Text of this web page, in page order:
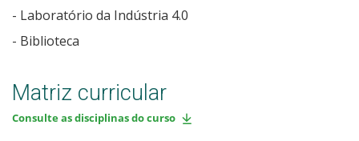
- Laboratório da Indústria 4.0
- Biblioteca
Matriz curricular
Consulte as disciplinas do curso